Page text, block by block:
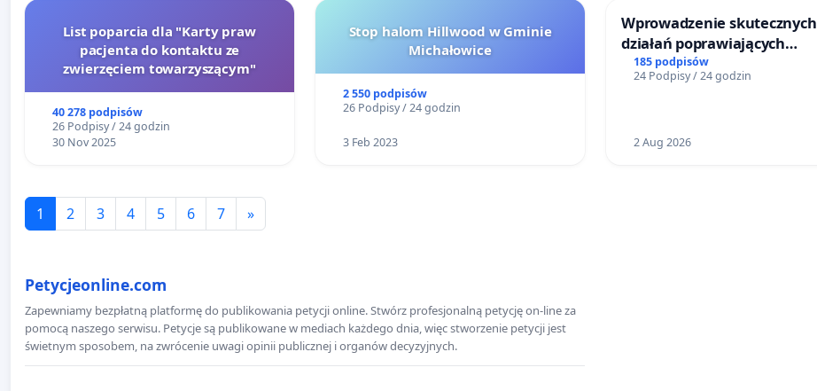
List poparcia dla "Karty praw
pacjenta do kontaktu ze
zwierzęciem towarzyszącym"
40 278 podpisów
26 Podpisy / 24 godzin
30 Nov 2025
Stop halom Hillwood w Gminie
Michałowice
2 550 podpisów
26 Podpisy / 24 godzin
3 Feb 2023
Wprowadzenie skutecznych
działań poprawiających
bezpieczeństwo na ulicy
Żeromskiego w Otwocku
185 podpisów
24 Podpisy / 24 godzin
2 Aug 2026
1 2 3 4 5 6 7 »
Petycjeonline.com
Zapewniamy bezpłatną platformę do publikowania petycji online. Stwórz profesjonalną petycję on-line za
pomocą naszego serwisu. Petycje są publikowane w mediach każdego dnia, więc stworzenie petycji jest
świetnym sposobem, na zwrócenie uwagi opinii publicznej i organów decyzyjnych.